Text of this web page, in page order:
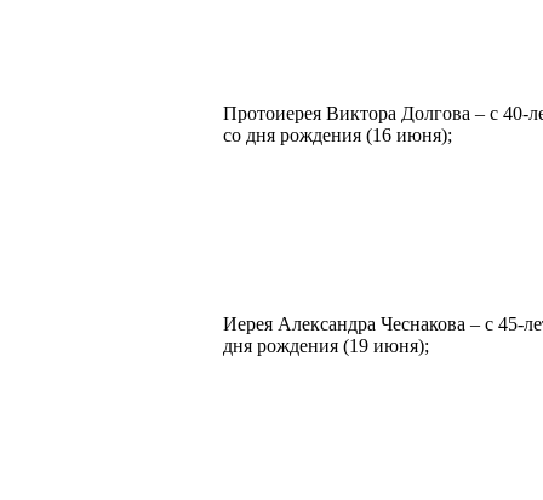
Протоиерея Виктора Долгова – с 40-
со дня рождения (16 июня);
Иерея Александра Чеснакова – с 45-
дня рождения (19 июня);